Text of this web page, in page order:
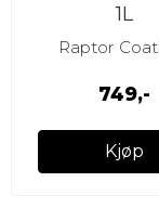
1L
Raptor
749,-
Kjøp